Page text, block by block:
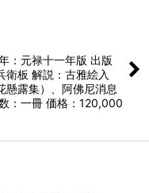
：元禄十一年版 出版
衛板 解説：古雅絵入
露集）、阿佛尼消息
：一冊 価格：120,000